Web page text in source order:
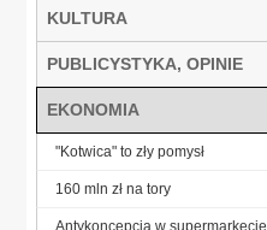
KULTURA
PUBLICYSTYKA, OPINIE
EKONOMIA
"Kotwica" to zły pomysł
160 mln zł na tory
Antykoncepcja w supermarkecie